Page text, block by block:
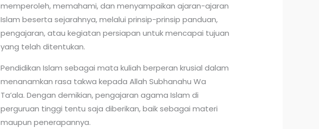
memperoleh, memahami, dan menyampaikan ajaran-ajaran
Islam beserta sejarahnya, melalui prinsip-prinsip panduan,
pengajaran, atau kegiatan persiapan untuk mencapai tujuan
yang telah ditentukan.
Pendidikan Islam sebagai mata kuliah berperan krusial dalam
menanamkan rasa takwa kepada Allah Subhanahu Wa
Ta’ala. Dengan demikian, pengajaran agama Islam di
perguruan tinggi tentu saja diberikan, baik sebagai materi
maupun penerapannya.